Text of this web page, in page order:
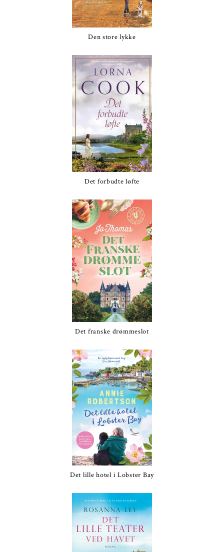
Den store lykke
Det forbudte løfte
Det franske drømmeslot
Det lille hotel i Lobster Bay